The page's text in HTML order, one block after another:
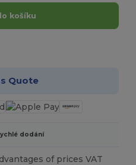
košíku
Quote
dodání
of prices VAT